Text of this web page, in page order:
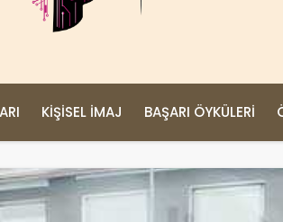
KIŞISEL İMAJ BAŞARI ÖYKÜLERI